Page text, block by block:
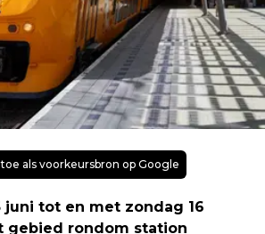
als voorkeursbron op Google
juni tot en met zondag 16
gebied rondom station